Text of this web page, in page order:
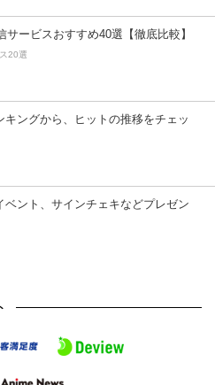
サービスおすすめ40選【徹底比較】
20選
キングから、ヒットの推移をチェッ
ベント、サインチェキなどプレゼン